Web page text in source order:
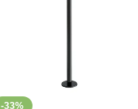
-33%